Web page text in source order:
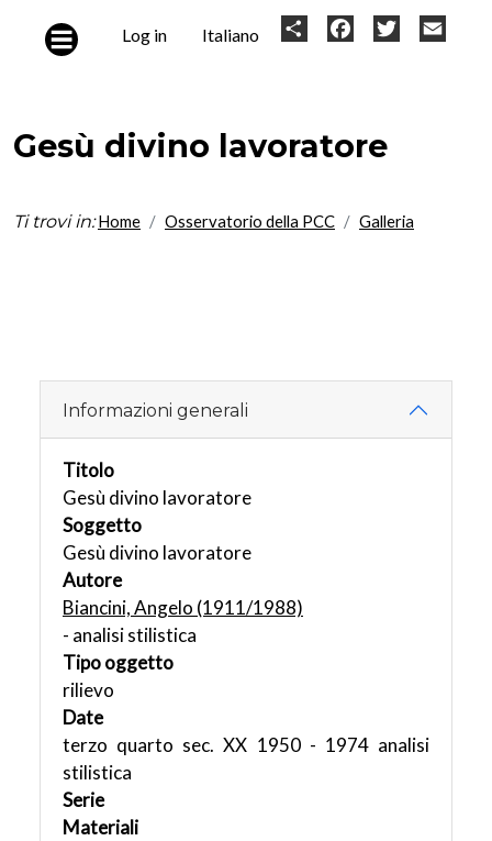
User
Log in Italiano Share FacebookTwitter
Gesù divino lavoratore
Ti trovi in: Home Osservatorio della PCC Galleria
Informazioni generali
Titolo
Gesù divino lavoratore
Soggetto
Gesù divino lavoratore
Autore
Biancini, Angelo (1911/1988)
- analisi stilistica
Tipo oggetto
rilievo
Date
terzo quarto sec. XX 1950 - 1974 analisi
stilistica
Serie
Materiali